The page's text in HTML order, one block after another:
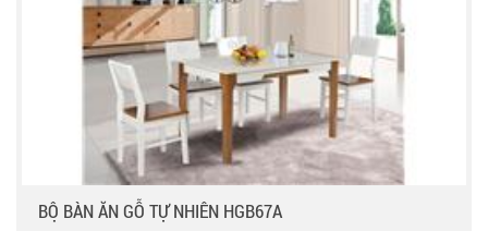
BỘ BÀN ĂN GỖ TỰ NHIÊN HGB67A